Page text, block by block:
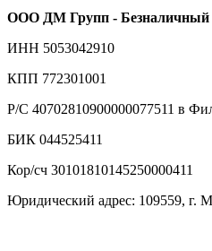
ООО ДМ Групп - Безналичный
ИНН 5053042910
КПП 772301001
Р/С 40702810900000077511 в
БИК 044525411
Кор/сч 30101810145250000411
Юридический адрес: 109559, г.